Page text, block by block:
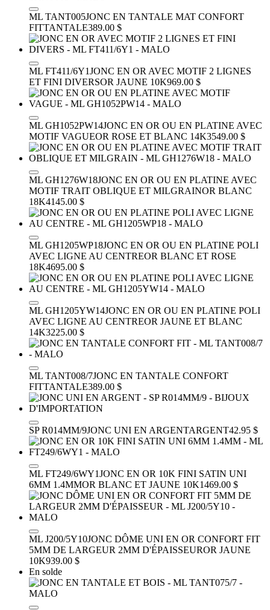
ML TANT005JONC EN TANTALE MAT CONFORT
FITTANTALE389.00 $
ML FT411/6Y1JONC EN OR AVEC MOTIF 2 LIGNES
ET FINI DIVERSOR JAUNE 10K969.00 $
ML GH1052PW14JONC EN OR OU EN PLATINE AVEC
MOTIF VAGUEOR ROSE ET BLANC 14K3549.00 $
ML GH1276W18JONC EN OR OU EN PLATINE AVEC
MOTIF TRAIT OBLIQUE ET MILGRAINOR BLANC
18K4145.00 $
ML GH1205WP18JONC EN OR OU EN PLATINE POLI
AVEC LIGNE AU CENTREOR BLANC ET ROSE
18K4695.00 $
ML GH1205YW14JONC EN OR OU EN PLATINE POLI
AVEC LIGNE AU CENTREOR JAUNE ET BLANC
14K3225.00 $
ML TANT008/7JONC EN TANTALE CONFORT
FITTANTALE389.00 $
SP R014MM/9JONC UNI EN ARGENTARGENT42.95 $
ML FT249/6WY1JONC EN OR 10K FINI SATIN UNI
6MM 1.4MMOR BLANC ET JAUNE 10K1469.00 $
ML J200/5Y10JONC DÔME UNI EN OR CONFORT FIT
5MM DE LARGEUR 2MM D'ÉPAISSEUROR JAUNE
10K939.00 $
En solde